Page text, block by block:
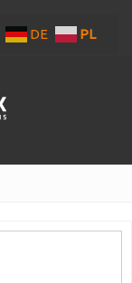
DE PL